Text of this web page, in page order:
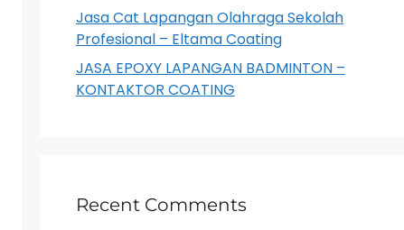
Jasa Cat Lapangan Olahraga Sekolah
Profesional – Eltama Coating
JASA EPOXY LAPANGAN BADMINTON –
KONTAKTOR COATING
Recent Comments